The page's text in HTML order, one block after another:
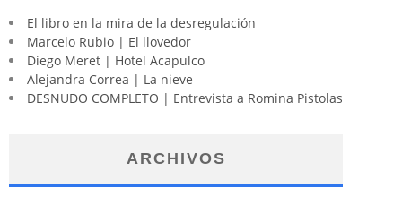
El libro en la mira de la desregulación
Marcelo Rubio | El llovedor
Diego Meret | Hotel Acapulco
Alejandra Correa | La nieve
DESNUDO COMPLETO | Entrevista a Romina Pistolas
ARCHIVOS